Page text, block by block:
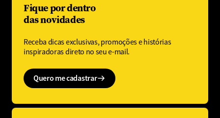
Fique por dentro
das novidades
Receba dicas exclusivas, promoções e histórias
inspiradoras direto no seu e-mail.
Quero me cadastrar